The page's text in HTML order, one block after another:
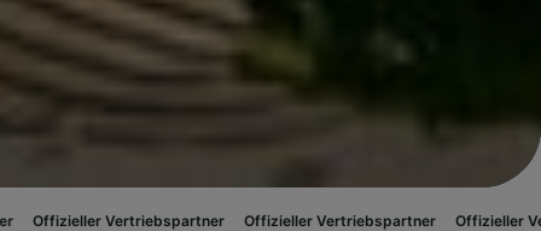
Offizieller Vertriebspartner Offizieller